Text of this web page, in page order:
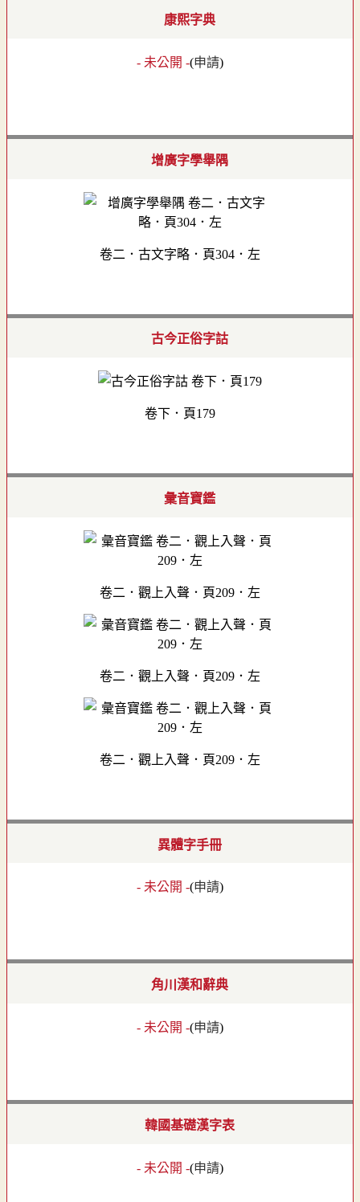
康熙字典
- 未公開 -(申請)
增廣字學舉隅
卷二．古文字略．頁304．左
古今正俗字詁
卷下．頁179
彙音寶鑑
卷二．觀上入聲．頁209．左
卷二．觀上入聲．頁209．左
卷二．觀上入聲．頁209．左
異體字手冊
- 未公開 -(申請)
角川漢和辭典
- 未公開 -(申請)
韓國基礎漢字表
- 未公開 -(申請)